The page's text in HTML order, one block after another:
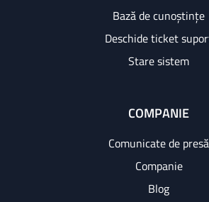
Bază de cunoștințe
Deschide ticket
Stare sistem
COMPANIE
Comunicate de presă
Companie
Blog